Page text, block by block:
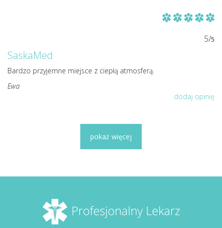
5/5
SaskaMed
Bardzo przyjemne miejsce z ciepłą atmosferą.
Ewa
dodaj opinię
pokaż więcej